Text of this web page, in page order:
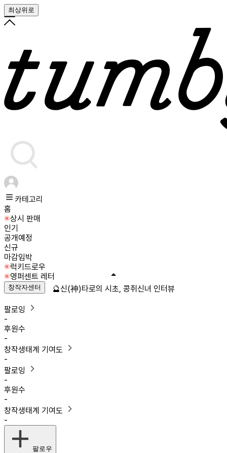
최상위로
카테고리
홈
상시 판매
인기
공개예정
신규
마감임박
럭키드로우
영퍼센트 레터
창작자센터
팔로잉
-
후원수
-
창작생태계 기여도
-
팔로잉
-
후원수
-
창작생태계 기여도
-
팔로우
🔮신(神)타로의 시초, 콩쥐신녀 인터뷰